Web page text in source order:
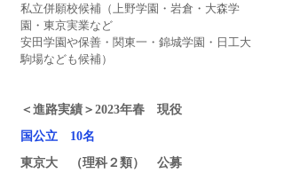
私立併願校候補（上野学園・岩倉・大森学
園・東京実業など
安田学園や保善・関東一・錦城学園・日工大
駒場なども候補）
＜進路実績＞2023年春　現役
国公立　10名
東京大　（理科２類）　公募